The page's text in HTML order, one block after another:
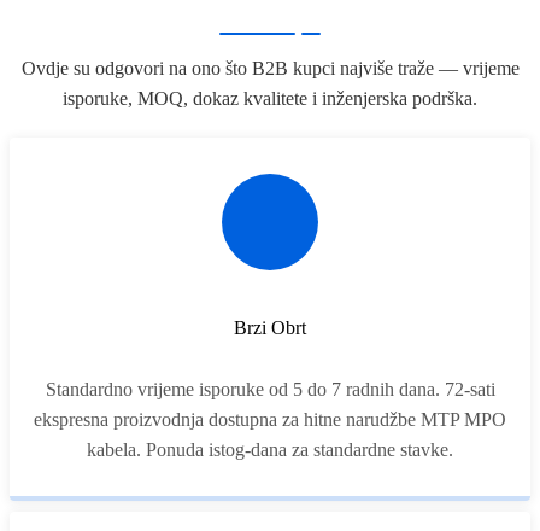
Ovdje su odgovori na ono što B2B kupci najviše traže — vrijeme
isporuke, MOQ, dokaz kvalitete i inženjerska podrška.
Brzi Obrt
Standardno vrijeme isporuke od 5 do 7 radnih dana. 72-sati
ekspresna proizvodnja dostupna za hitne narudžbe MTP MPO
kabela. Ponuda istog-dana za standardne stavke.